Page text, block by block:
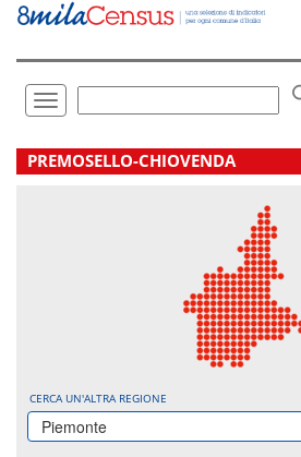
Vai
direttamente
Toggle
navigation
.
PREMOSELLO-CHIOVENDA
CERCA UN'ALTRA REGIONE
Piemonte